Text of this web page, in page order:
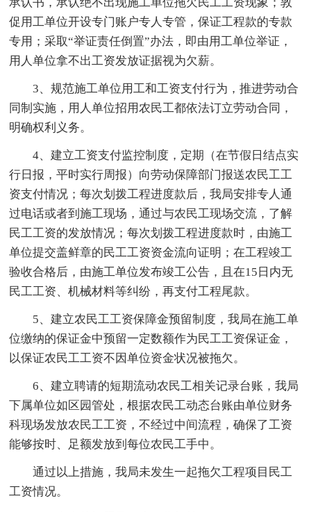
承认书，承认绝不出现施工单位拖欠民工工资现象；敦
促用工单位开设专门账户专人专管，保证工程款的专款
专用；采取“举证责任倒置”办法，即由用工单位举证，
用人单位拿不出工资发放证据视为欠薪。
3、规范施工单位用工和工资支付行为，推进劳动合
同制实施，用人单位招用农民工都依法订立劳动合同，
明确权利义务。
4、建立工资支付监控制度，定期（在节假日结点实
行日报，平时实行周报）向劳动保障部门报送农民工工
资支付情况；每次划拨工程进度款后，我局安排专人通
过电话或者到施工现场，通过与农民工现场交流，了解
民工工资的发放情况；每次划拨工程进度款时，由施工
单位提交盖鲜章的民工工资资金流向证明；在工程竣工
验收合格后，由施工单位发布竣工公告，且在15日内无
民工工资、机械材料等纠纷，再支付工程尾款。
5、建立农民工工资保障金预留制度，我局在施工单
位缴纳的保证金中预留一定数额作为民工工资保证金，
以保证农民工工资不因单位资金状况被拖欠。
6、建立聘请的短期流动农民工相关记录台账，我局
下属单位如区园管处，根据农民工动态台账由单位财务
科现场发放农民工工资，不经过中间流程，确保了工资
能够按时、足额发放到每位农民工手中。
通过以上措施，我局未发生一起拖欠工程项目民工
工资情况。